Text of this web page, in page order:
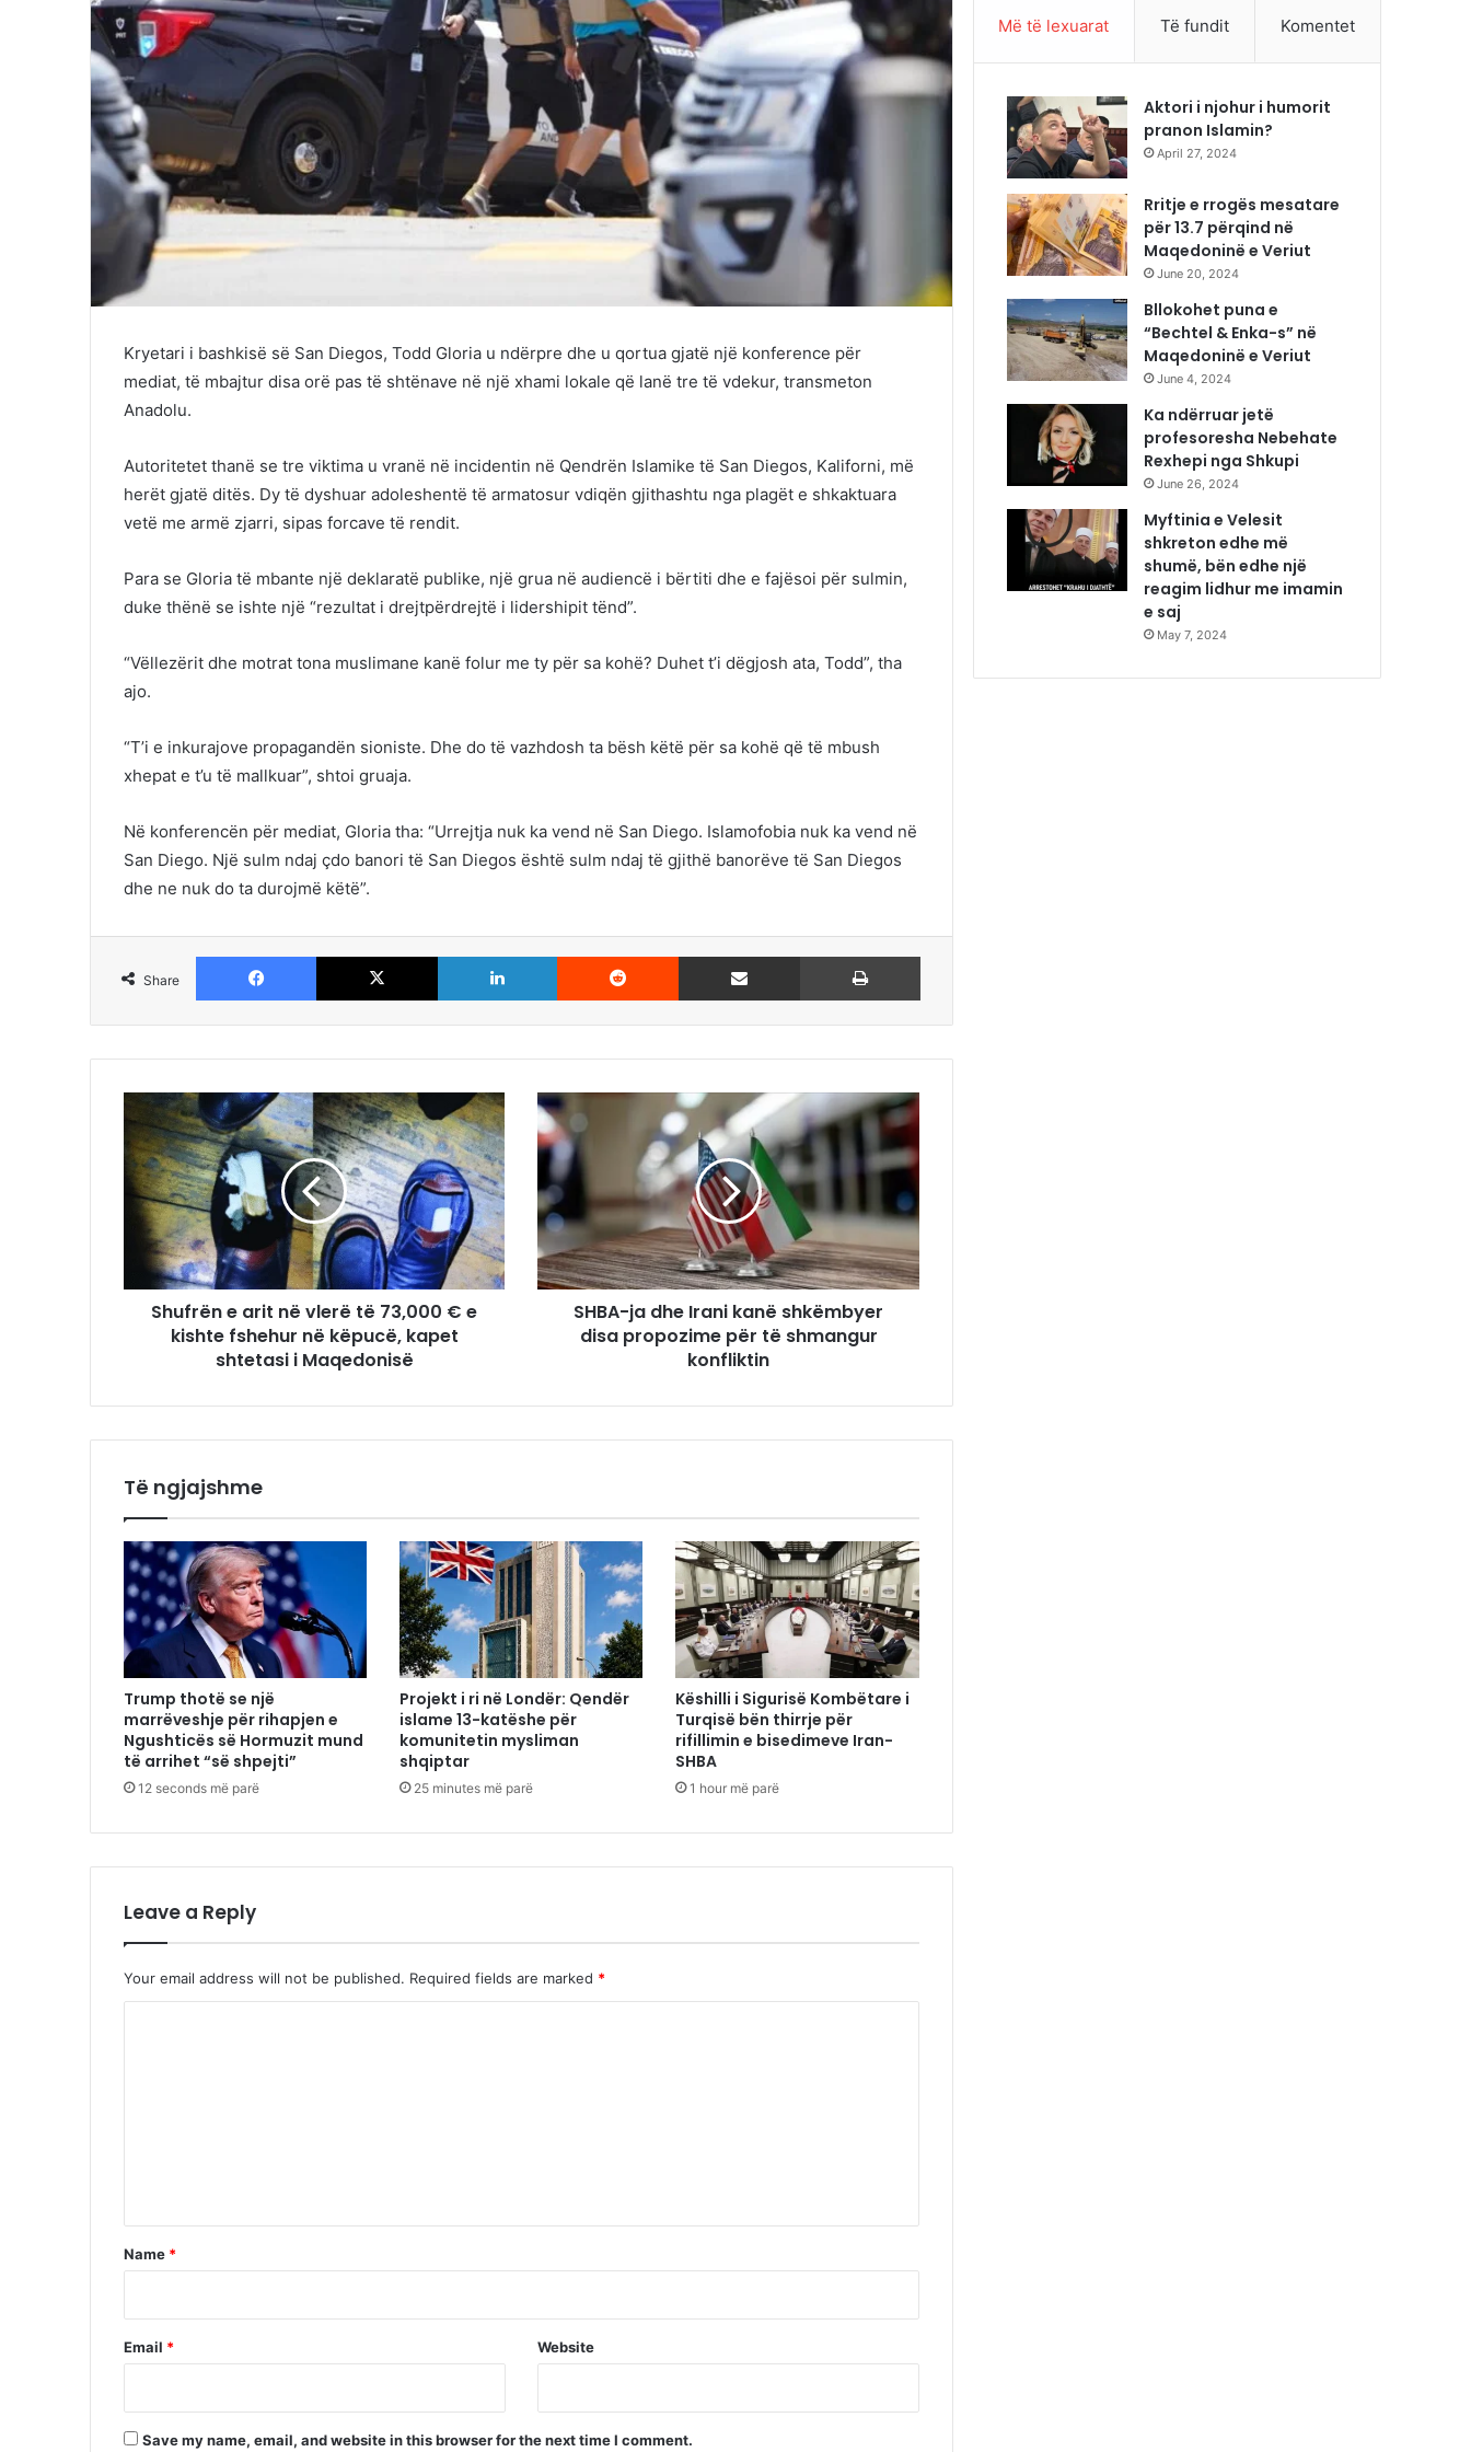
Kryetari i bashkisë së San Diegos, Todd Gloria u ndërpre dhe u qortua gjatë një konference për
mediat, të mbajtur disa orë pas të shtënave në një xhami lokale që lanë tre të vdekur, transmeton
Anadolu.
Autoritetet thanë se tre viktima u vranë në incidentin në Qendrën Islamike të San Diegos, Kaliforni, më
herët gjatë ditës. Dy të dyshuar adoleshentë të armatosur vdiqën gjithashtu nga plagët e shkaktuara
vetë me armë zjarri, sipas forcave të rendit.
Para se Gloria të mbante një deklaratë publike, një grua në audiencë i bërtiti dhe e fajësoi për sulmin,
duke thënë se ishte një “rezultat i drejtpërdrejtë i lidershipit tënd”.
“Vëllezërit dhe motrat tona muslimane kanë folur me ty për sa kohë? Duhet t’i dëgjosh ata, Todd”, tha
ajo.
“T’i e inkurajove propagandën sioniste. Dhe do të vazhdosh ta bësh këtë për sa kohë që të mbush
xhepat e t’u të mallkuar”, shtoi gruaja.
Në konferencën për mediat, Gloria tha: “Urrejtja nuk ka vend në San Diego. Islamofobia nuk ka vend në
San Diego. Një sulm ndaj çdo banori të San Diegos është sulm ndaj të gjithë banorëve të San Diegos
dhe ne nuk do ta durojmë këtë”.
Share
Facebook X LinkedIn Reddit Share via Email
Shufrën e arit në vlerë të 73,000 € e
kishte fshehur në këpucë, kapet
shtetasi i Maqedonisë
SHBA-ja dhe Irani kanë shkëmbyer
disa propozime për të shmangur
konfliktin
Të ngjajshme
Trump thotë se një
marrëveshje për rihapjen e
Ngushticës së Hormuzit mund
të arrihet “së shpejti”
12 seconds më parë
Projekt i ri në Londër: Qendër
islame 13-katëshe për
komunitetin mysliman
shqiptar
25 minutes më parë
Këshilli i Sigurisë Kombëtare i
Turqisë bën thirrje për
rifillimin e bisedimeve Iran-
SHBA
1 hour më parë
Leave a Reply
Your email address will not be published. Required fields are marked *
*
Name *
Email * Website
Save my name, email, and website in this browser for the next time I comment.
Më të lexuarat Të fundit Komentet
Aktori i njohur i humorit
pranon Islamin?
April 27, 2024
Rritje e rrogës mesatare
për 13.7 përqind në
Maqedoninë e Veriut
June 20, 2024
Bllokohet puna e
“Bechtel & Enka-s” në
Maqedoninë e Veriut
June 4, 2024
Ka ndërruar jetë
profesoresha Nebehate
Rexhepi nga Shkupi
June 26, 2024
Myftinia e Velesit
shkreton edhe më
shumë, bën edhe një
reagim lidhur me imamin
e saj
May 7, 2024